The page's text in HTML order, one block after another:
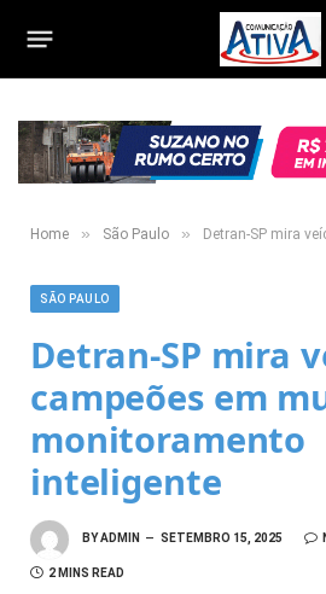
Home » São Paulo » Detran-SP mira veículos
SÃO PAULO
Detran-SP mira
campeões em
monitoramento
inteligente
BYADMIN SETEMBRO 15, 2025
2 MINS READ